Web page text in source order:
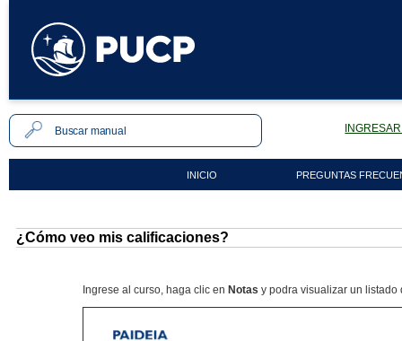
INICIO PREGUNTAS
¿Cómo veo mis calificaciones?
Ingrese al curso, haga clic en Notas y podra visualizar un listado